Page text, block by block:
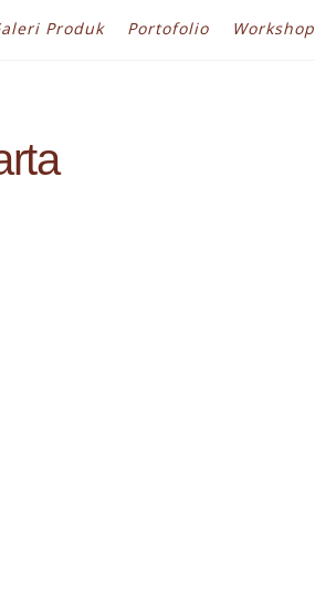
Produk Portofolio Workshop